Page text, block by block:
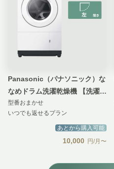
Panasonic（パナソニック）な
なめドラム洗濯乾燥機 【洗濯
10kg／乾燥5kg】Utype スマー
ト&コンパクトモデル
型番おまかせ
いつでも返せるプラン
あとから購入可能
10,000 円/月〜